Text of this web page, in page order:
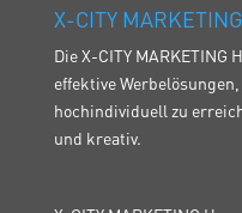
X-CITY
Die X-CITY MARKETING
effektive
hochindividuell zu
und kreativ.